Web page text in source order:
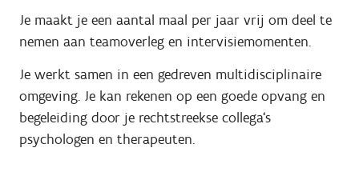
Je maakt je een aantal maal per jaar vrij om deel te
nemen aan teamoverleg en intervisiemomenten.
Je werkt samen in een gedreven multidisciplinaire
omgeving. Je kan rekenen op een goede opvang en
begeleiding door je rechtstreekse collega‘s
psychologen en therapeuten.